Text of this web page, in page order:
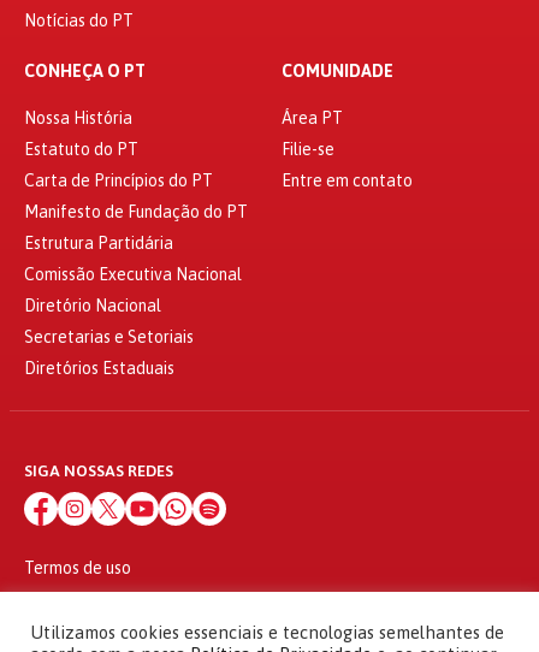
Notícias do PT
CONHEÇA O PT
Nossa História
Estatuto do PT
Carta de Princípios do PT
Manifesto de Fundação do PT
Estrutura Partidária
Comissão Executiva Nacional
Diretório Nacional
Secretarias e Setoriais
Diretórios Estaduais
COMUNIDADE
Área PT
Filie-se
Entre em contato
SIGA NOSSAS REDES
Termos de uso
© 2010 - 2026
Utilizamos cookies essenciais e tecnologias semelhantes de